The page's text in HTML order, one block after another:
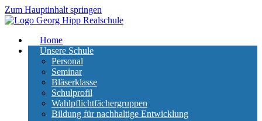
Zum Hauptinhalt springen
Home
Unsere Schule
Personal
Seminar
Bläserklasse
Schulprofil
Wahlpflichtfächergruppen
Bildung für nachhaltige Entwicklung